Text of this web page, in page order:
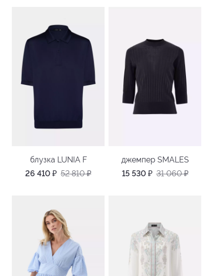
блузка LUNIA F
26 410 ₽ 52 810₽
джемпер SMALES
15 530 ₽ 31 060₽